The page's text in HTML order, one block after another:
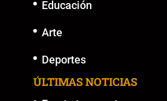
Educación
Arte
Deportes
ÚLTIMAS NOTICIAS